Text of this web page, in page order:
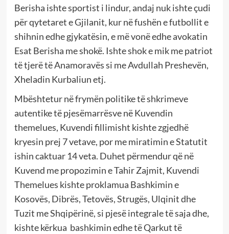
Berisha ishte sportist i lindur, andaj nuk ishte çudi
për qytetaret e Gjilanit, kur në fushën e futbollit e
shihnin edhe gjykatësin, e më vonë edhe avokatin
Esat Berisha me shokë. Ishte shok e mik me patriot
të tjerë të Anamoravës si me Avdullah Preshevën,
Xheladin Kurbaliun etj.
Mbështetur në frymën politike të shkrimeve
autentike të pjesëmarrësve në Kuvendin
themelues, Kuvendi fillimisht kishte zgjedhë
kryesin prej 7 vetave, por me miratimin e Statutit
ishin caktuar 14 veta. Duhet përmendur që në
Kuvend me propozimin e Tahir Zajmit, Kuvendi
Themelues kishte proklamua Bashkimin e
Kosovës, Dibrës, Tetovës, Strugës, Ulqinit dhe
Tuzit me Shqipërinë, si pjesë integrale të saja dhe,
kishte kërkua bashkimin edhe të Qarkut të